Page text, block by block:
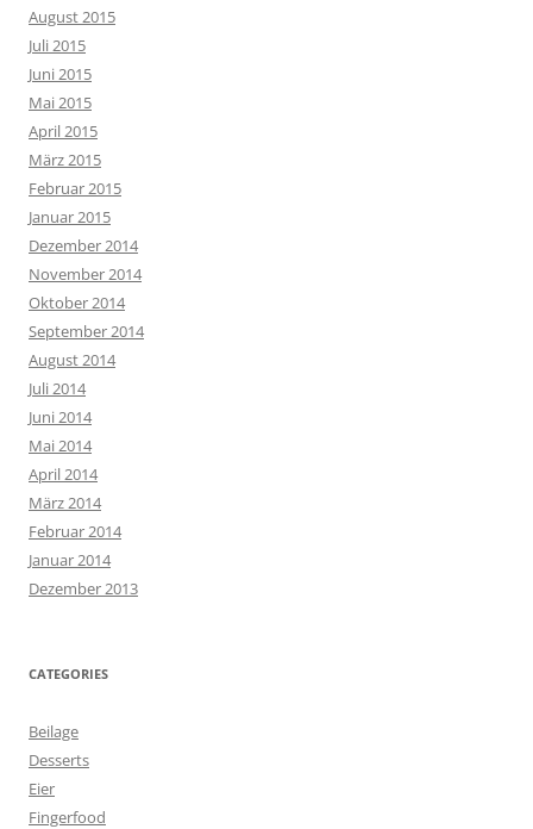
August 2015
Juli 2015
Juni 2015
Mai 2015
April 2015
März 2015
Februar 2015
Januar 2015
Dezember 2014
November 2014
Oktober 2014
September 2014
August 2014
Juli 2014
Juni 2014
Mai 2014
April 2014
März 2014
Februar 2014
Januar 2014
Dezember 2013
CATEGORIES
Beilage
Desserts
Eier
Fingerfood